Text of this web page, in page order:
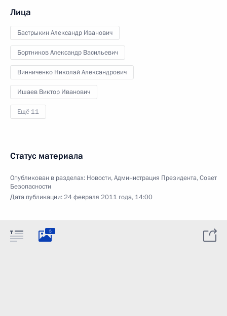
Лица
Бастрыкин Александр Иванович
Бортников Александр Васильевич
Винниченко Николай Александрович
Ишаев Виктор Иванович
Ещё 11
Статус материала
Опубликован в разделах: Новости,Администрация Президента,Совет
Безопасности
Дата публикации:24 февраля 2011 года, 14:00
5